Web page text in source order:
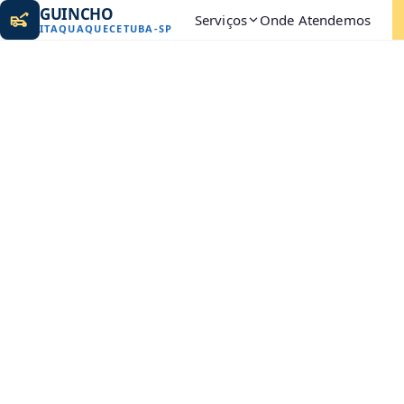
GUINCHO
ITAQUAQUECETUBA-SP Serviços Onde Atendemos